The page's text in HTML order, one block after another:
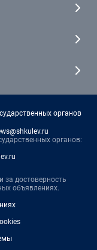
органов
органов:
за достоверность
объявлениях.